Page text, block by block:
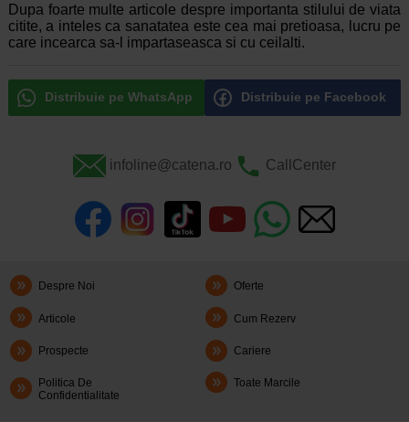
Dupa foarte multe articole despre importanta stilului de viata
citite, a inteles ca sanatatea este cea mai pretioasa, lucru pe
care incearca sa-l impartaseasca si cu ceilalti.
Distribuie pe WhatsApp Distribuie pe Facebook
infoline@catena.ro CallCenter
Despre Noi Oferte
Articole Cum Rezerv
Prospecte Cariere
Politica De
Confidentialitate
Toate Marcile